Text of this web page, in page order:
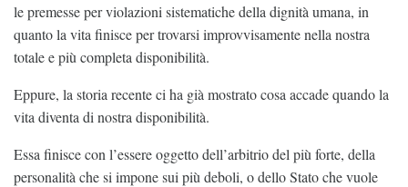
le premesse per violazioni sistematiche della dignità umana, in
quanto la vita finisce per trovarsi improvvisamente nella nostra
totale e più completa disponibilità.
Eppure, la storia recente ci ha già mostrato cosa accade quando la
vita diventa di nostra disponibilità.
Essa finisce con l’essere oggetto dell’arbitrio del più forte, della
personalità che si impone sui più deboli, o dello Stato che vuole